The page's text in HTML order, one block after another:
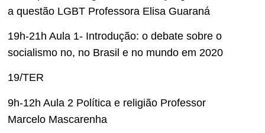
a questão LGBT Professora Elisa Guaraná
19h-21h Aula 1- Introdução: o debate sobre o
socialismo no, no Brasil e no mundo em 2020
19/TER
9h-12h Aula 2 Política e religião Professor
Marcelo Mascarenha